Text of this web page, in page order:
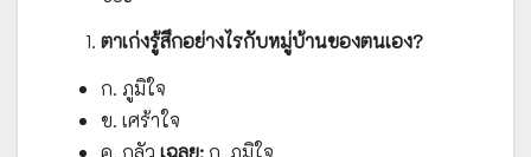
ตาเก่งรู้สึกอย่างไรกับหมู่บ้านของตนเอง?
ก. ภูมิใจ
ข. เศร้าใจ
ค. กลัว เฉลย: ก. ภูมิใจ